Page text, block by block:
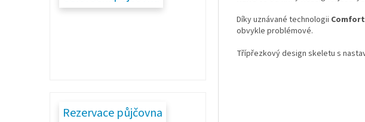
Rezervace půjčovna
Díky uznávané technologii
obvykle problémové.
Třípřezkový design skeletu s